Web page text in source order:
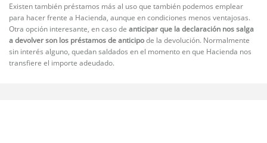
Existen también préstamos más al uso que también podemos emplear
para hacer frente a Hacienda, aunque en condiciones menos ventajosas.
Otra opción interesante, en caso de anticipar que la declaración nos salga
a devolver son los préstamos de anticipode la devolución. Normalmente
sin interés alguno, quedan saldados en el momento en que Hacienda nos
transfiere el importe adeudado.